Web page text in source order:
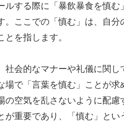
ルする際に「暴飲暴食を慎
。ここでの「慎む」は、自
とを指します。
社会的なマナーや礼儀に関
場で「言葉を慎む」ことが
の空気を乱さないように配
が重要であり、「慎む」とい